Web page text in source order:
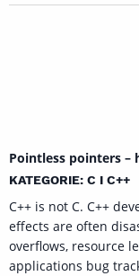
Pointless pointers –
KATEGORIE: C I C++
C++ is not C. C++
effects are often
overflows, resource
applications bug